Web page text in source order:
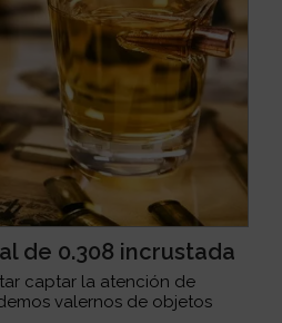
de 0.308 incrustada
captar la atención de
valernos de objetos